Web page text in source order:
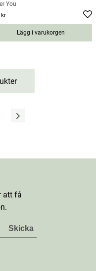
You
:
kr
Lägg i varukorgen
att få